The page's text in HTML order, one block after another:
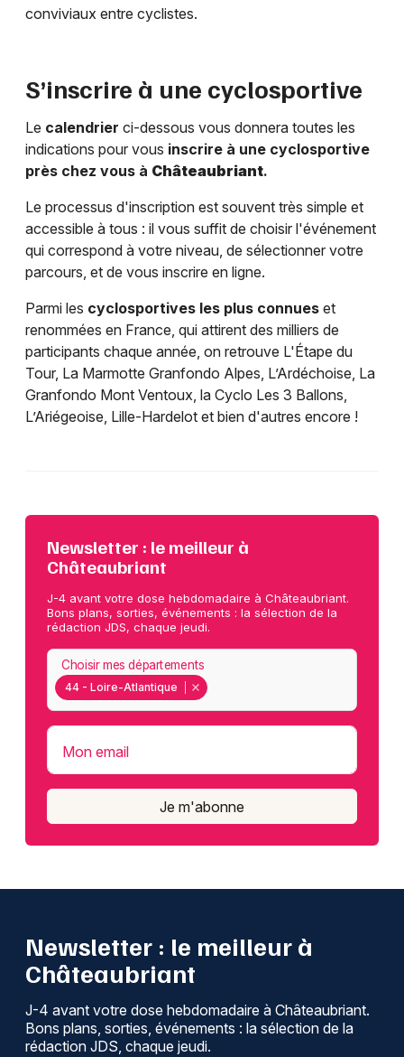
conviviaux entre cyclistes.
S’inscrire à une cyclosportive
Le calendrier ci-dessous vous donnera toutes les
indications pour vous inscrire à une cyclosportive
près chez vous à Châteaubriant.
Le processus d'inscription est souvent très simple et
accessible à tous : il vous suffit de choisir l'événement
qui correspond à votre niveau, de sélectionner votre
parcours, et de vous inscrire en ligne.
Parmi les cyclosportives les plus connues et
renommées en France, qui attirent des milliers de
participants chaque année, on retrouve L'Étape du
Tour, La Marmotte Granfondo Alpes, L’Ardéchoise, La
Granfondo Mont Ventoux, la Cyclo Les 3 Ballons,
L’Ariégeoise, Lille-Hardelot et bien d'autres encore !
Newsletter : le meilleur à
Châteaubriant
J-4 avant votre dose hebdomadaire à Châteaubriant.
Bons plans, sorties, événements : la sélection de la
rédaction JDS, chaque jeudi.
44 - Loire-Atlantique
Choisir mes départements
Mon email
Je m'abonne
Newsletter : le meilleur à
Châteaubriant
J-4 avant votre dose hebdomadaire à Châteaubriant.
Bons plans, sorties, événements : la sélection de la
rédaction JDS, chaque jeudi.